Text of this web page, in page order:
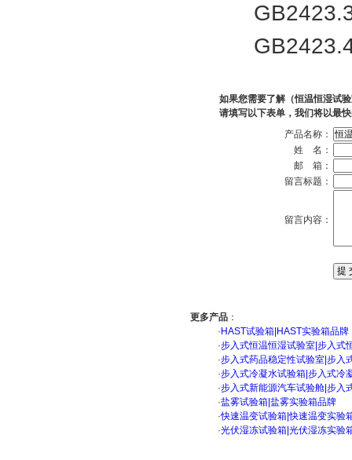
如果您需要了解（恒温恒湿试
请填写以下表单，我们将以最
产品名称：
姓 名：
邮 箱：
留言标题：
留言内容：
更多产品：
· HAST试验箱|HAST实验箱品牌
·步入式恒温恒湿试验室|步入式
·步入式药品稳定性试验室|步入
·步入式冷凝水试验箱|步入式冷
·步入式新能源汽车试验舱|步入
·盐雾试验箱|盐雾实验箱品牌
·快速温变试验箱|快速温变实验
·光伏湿冻试验箱|光伏湿冻实验